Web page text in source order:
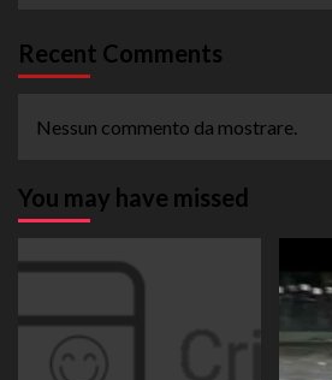
Recent Comments
Nessun commento da mostrare.
You may have missed